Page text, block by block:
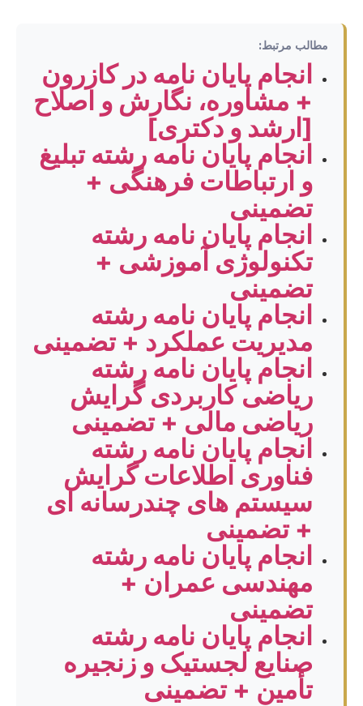
مطالب مرتبط:
انجام پایان نامه در کازرون
+ مشاوره، نگارش و اصلاح
[ارشد و دکتری]
انجام پایان نامه رشته تبلیغ
و ارتباطات فرهنگی +
تضمینی
انجام پایان نامه رشته
تکنولوژی آموزشی +
تضمینی
انجام پایان نامه رشته
مدیریت عملکرد + تضمینی
انجام پایان نامه رشته
ریاضی کاربردی گرایش
ریاضی مالی + تضمینی
انجام پایان نامه رشته
فناوری اطلاعات گرایش
سیستم های چندرسانه ای
+ تضمینی
انجام پایان نامه رشته
مهندسی عمران +
تضمینی
انجام پایان نامه رشته
صنایع لجستیک و زنجیره
تأمین + تضمینی